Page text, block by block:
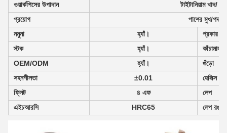
ওয়ার্কপিসের উপাদান
টাইটানিয়াম খাদ/
প্রয়োগ
পাশের মুখ/
নমুনা
হ্যাঁ।
প্রকার
স্টক
হ্যাঁ।
কাঁচামাল
OEM/ODM
হ্যাঁ।
গুঁড়ো
সহনশীলতা
±0.01
হেলিক্স
ফ্লিট
৪ এফ
লেপ
এইচআরসি
HRC65 লেপ রঙ